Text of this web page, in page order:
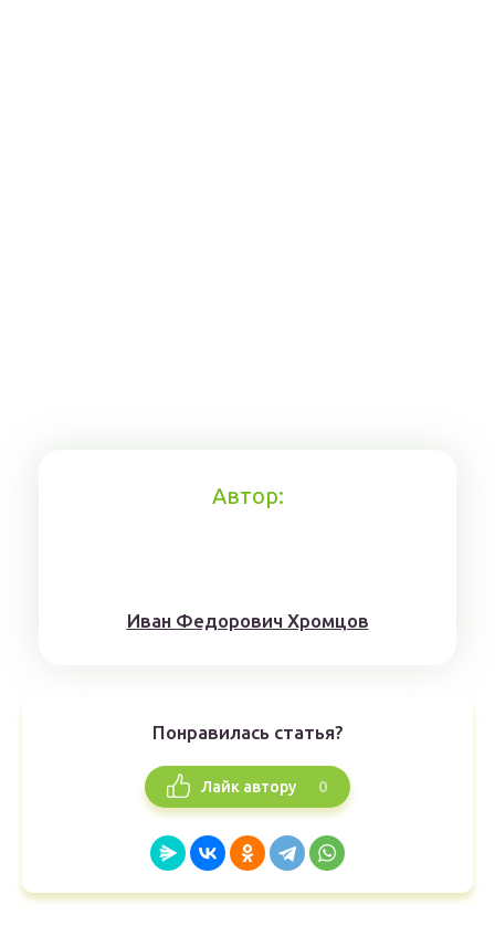
Автор:
Иван Федорович Хромцов
Понравилась статья?
Лайк автору 0